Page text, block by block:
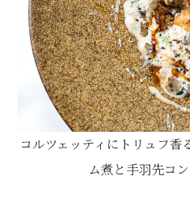
コルツェッティにトリュフ香
ム煮と手羽先コ